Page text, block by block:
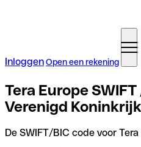
InloggenOpen een rekening
Tera Europe
Verenigd Koninkrijk
De SWIFT/BIC code voor